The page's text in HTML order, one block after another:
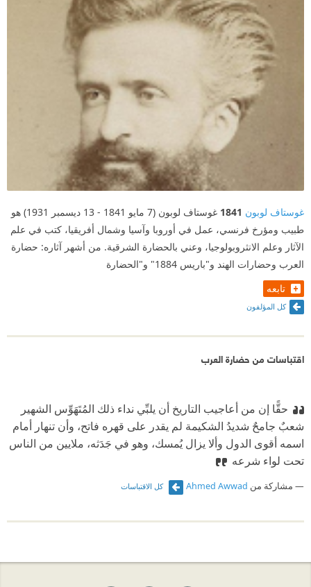
غوستاف لوبون 1841
غوستاف لوبون (7 مايو 1841 - 13 ديسمبر 1931) هو
طبيب ومؤرخ فرنسي، عمل في أوروبا وآسيا وشمال أفريقيا، كتب في علم
الآثار وعلم الانثروبولوجيا، وعني بالحضارة الشرقية. من أشهر آثاره: حضارة
العرب وحضارات الهند و"باريس 1884" و"الحضارة
تابعه
كل المؤلفون
اقتباسات من حضارة العرب
حقًّا إن من أعاجيب التاريخ أن يلبِّي نداء ذلك المُتَهَوِّس الشهير
شعبٌ جامحٌ شديدُ الشكيمة لم يقدر على قهره فاتح، وأن تنهار أمام
اسمه أقوى الدول وألا يزال يُمسك، وهو في جَدَثه، ملايين من الناس
تحت لواء شرعه
مشاركة من Ahmed Awwad كل الاقتباسات